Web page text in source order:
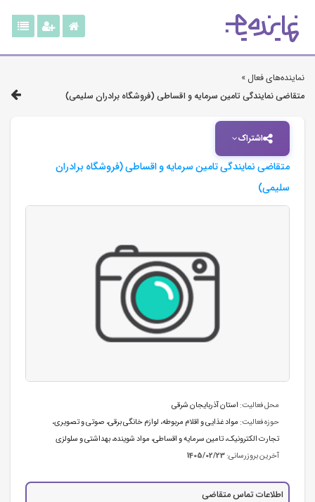
نماینده‌های فعال »
متقاضی نمایندگی تامین سرمایه و اقساطی (فروشگاه‌ برادران‌ سلیمی)
اشتراک
متقاضی نمایندگی تامین سرمایه و اقساطی (فروشگاه‌ برادران‌
سلیمی)
محل فعالیت: استان آذربایجان شرقی
حوزه فعالیت: مواد غذایی و اقلام مربوطه، لوازم خانگی برقی، صوتی و تصویری،
تجارت الکترونیک،تامین سرمایه و اقساطی، مواد شوینده، بهداشتی و سلولزی
آخرین بروزرسانی:1405/02/23
اطلاعات تماس متقاضی